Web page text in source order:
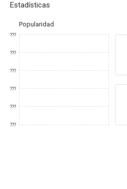
Estadísticas
Popularidad
???
???
???
???
???
???